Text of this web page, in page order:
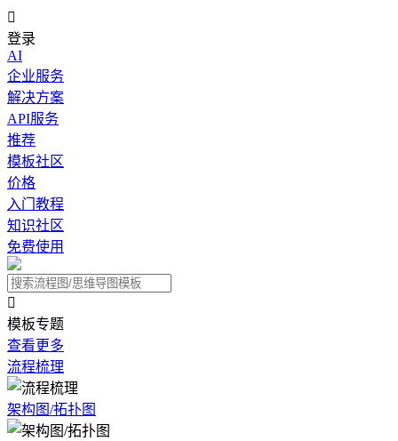

登录
AI
企业服务
解决方案
API服务
推荐
模板社区
价格
入门教程
知识社区
免费使用

模板专题
查看更多
流程梳理
架构图/拓扑图